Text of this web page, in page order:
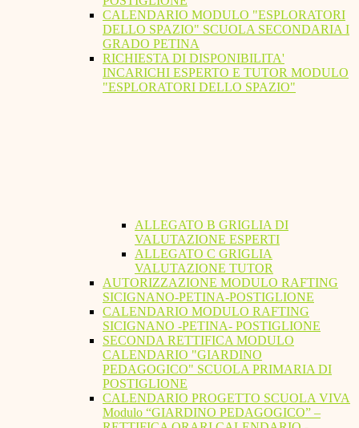
CALENDARIO MODULO "ESPLORATORI
DELLO SPAZIO" SCUOLA SECONDARIA I
GRADO PETINA
RICHIESTA DI DISPONIBILITA'
INCARICHI ESPERTO E TUTOR MODULO
"ESPLORATORI DELLO SPAZIO"
ALLEGATO B GRIGLIA DI
VALUTAZIONE ESPERTI
ALLEGATO C GRIGLIA
VALUTAZIONE TUTOR
AUTORIZZAZIONE MODULO RAFTING
SICIGNANO-PETINA-POSTIGLIONE
CALENDARIO MODULO RAFTING
SICIGNANO -PETINA- POSTIGLIONE
SECONDA RETTIFICA MODULO
CALENDARIO "GIARDINO
PEDAGOGICO" SCUOLA PRIMARIA DI
POSTIGLIONE
CALENDARIO PROGETTO SCUOLA VIVA
Modulo “GIARDINO PEDAGOGICO” –